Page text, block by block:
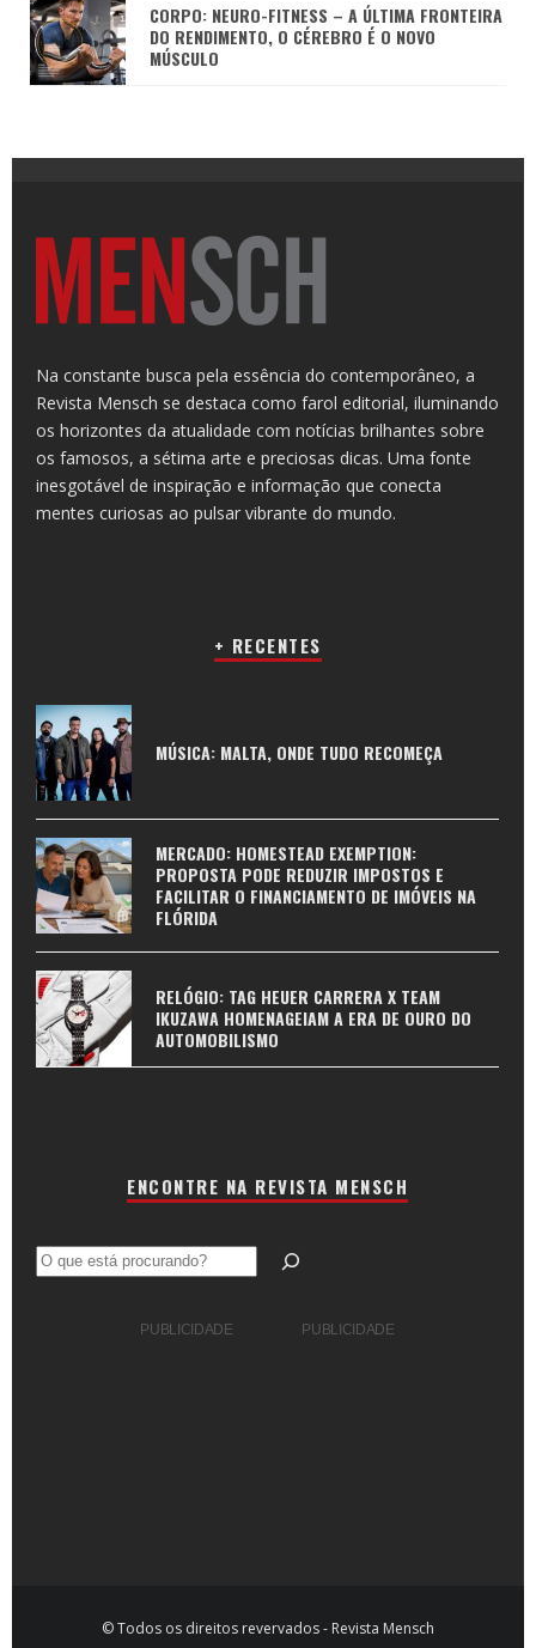
CORPO: NEURO-FITNESS – A ÚLTIMA FRONTEIRA
DO RENDIMENTO, O CÉREBRO É O NOVO
MÚSCULO
Na constante busca pela essência do contemporâneo, a
Revista Mensch se destaca como farol editorial, iluminando
os horizontes da atualidade com notícias brilhantes sobre
os famosos, a sétima arte e preciosas dicas. Uma fonte
inesgotável de inspiração e informação que conecta
mentes curiosas ao pulsar vibrante do mundo.
+ RECENTES
MÚSICA: MALTA, ONDE TUDO RECOMEÇA
MERCADO: HOMESTEAD EXEMPTION:
PROPOSTA PODE REDUZIR IMPOSTOS E
FACILITAR O FINANCIAMENTO DE IMÓVEIS NA
FLÓRIDA
RELÓGIO: TAG HEUER CARRERA X TEAM
IKUZAWA HOMENAGEIAM A ERA DE OURO DO
AUTOMOBILISMO
ENCONTRE NA REVISTA MENSCH
Pesquisar
PUBLICIDADE PUBLICIDADE
© Todos os direitos revervados - Revista Mensch